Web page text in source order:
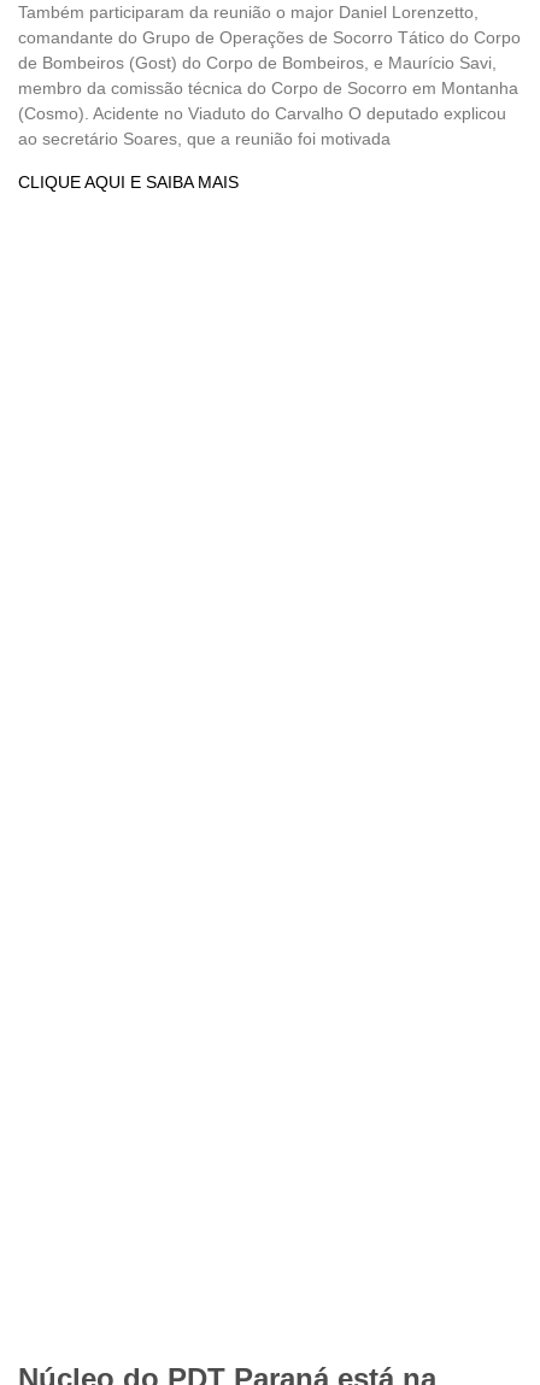
Também participaram da reunião o major Daniel Lorenzetto,
comandante do Grupo de Operações de Socorro Tático do Corpo
de Bombeiros (Gost) do Corpo de Bombeiros, e Maurício Savi,
membro da comissão técnica do Corpo de Socorro em Montanha
(Cosmo). Acidente no Viaduto do Carvalho O deputado explicou
ao secretário Soares, que a reunião foi motivada
CLIQUE AQUI E SAIBA MAIS
Núcleo do PDT Paraná está na